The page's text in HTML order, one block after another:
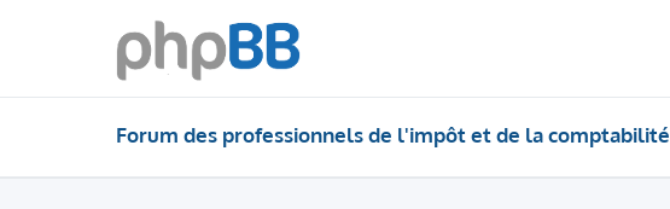
Forum des professionnels de l'impôt et de la comptabilité